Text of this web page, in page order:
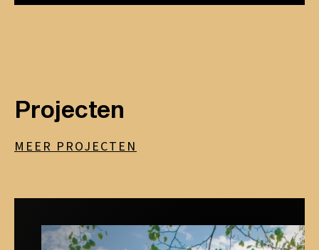
Projecten
MEER PROJECTEN